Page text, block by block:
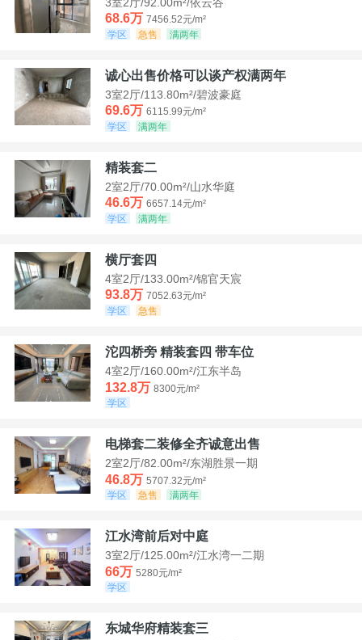
68.6万 7456.52元/m²
学区
急售 满两年
诚心出售价格可以谈产权满两年
3室2厅/113.80m²/碧波豪庭
69.6万 6115.99元/m²
学区
满两年
精装套二
2室2厅/70.00m²/山水华庭
46.6万 6657.14元/m²
学区
满两年
横厅套四
4室2厅/133.00m²/锦官天宸
93.8万 7052.63元/m²
学区
急售
沱四桥旁 精装套四 带车位
4室2厅/160.00m²/江东半岛
132.8万 8300元/m²
学区
电梯套二装修全齐诚意出售
2室2厅/82.00m²/东湖胜景一期
46.8万 5707.32元/m²
学区
急售 满两年
江水湾前后对中庭
3室2厅/125.00m²/江水湾一二期
66万 5280元/m²
学区
东城华府精装套三